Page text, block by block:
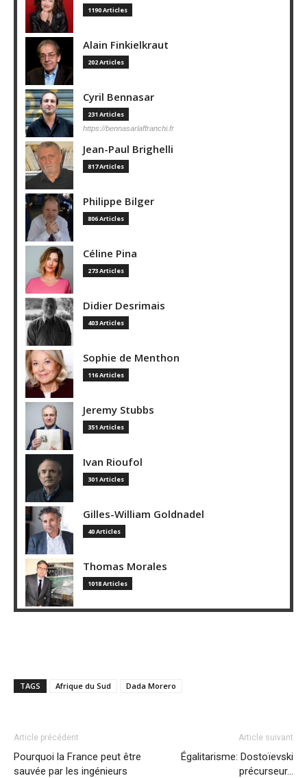
1190 Articles
Alain Finkielkraut
202 Articles
Cyril Bennasar
231 Articles
https://bennasarlaffranchi.fr
Jean-Paul Brighelli
817 Articles
Philippe Bilger
806 Articles
Céline Pina
273 Articles
Didier Desrimais
403 Articles
Sophie de Menthon
116 Articles
Jeremy Stubbs
351 Articles
Ivan Rioufol
301 Articles
Gilles-William Goldnadel
40 Articles
Thomas Morales
1018 Articles
TAGS Afrique du Sud Dada Morero
Article précédent
Pourquoi la France peut être
sauvée par les ingénieurs
Article suivant
Égalitarisme: Dostoïevski
précurseur…